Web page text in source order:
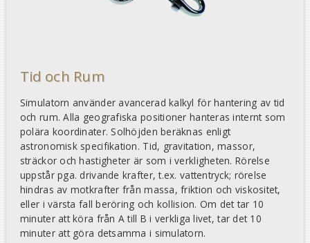
Tid och Rum
Simulatorn använder avancerad kalkyl för hantering av tid
och rum. Alla geografiska positioner hanteras internt som
polära koordinater. Solhöjden beräknas enligt
astronomisk specifikation. Tid, gravitation, massor,
sträckor och hastigheter är som i verkligheten. Rörelse
uppstår pga. drivande krafter, t.ex. vattentryck; rörelse
hindras av motkrafter från massa, friktion och viskositet,
eller i värsta fall beröring och kollision. Om det tar 10
minuter att köra från A till B i verkliga livet, tar det 10
minuter att göra detsamma i simulatorn.